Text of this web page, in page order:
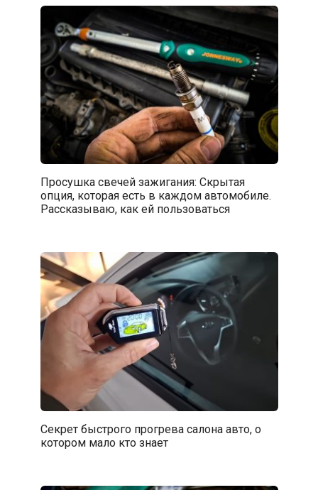
Просушка свечей зажигания: Скрытая
опция, которая есть в каждом автомобиле.
Рассказываю, как ей пользоваться
Секрет быстрого прогрева салона авто, о
котором мало кто знает